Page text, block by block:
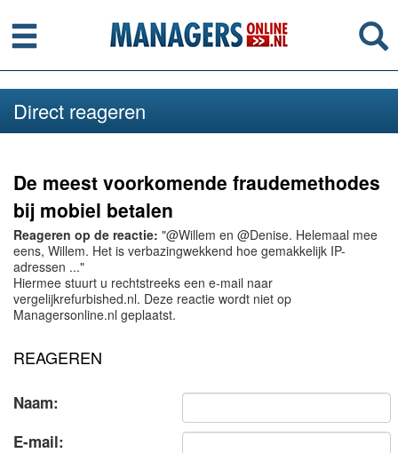
Menu
Direct reageren
De meest voorkomende fraudemethodes
bij mobiel betalen
Reageren op de reactie: "@Willem en @Denise. Helemaal mee
eens, Willem. Het is verbazingwekkend hoe gemakkelijk IP-
adressen ..."
Hiermee stuurt u rechtstreeks een e-mail naar
vergelijkrefurbished.nl. Deze reactie wordt niet op
Managersonline.nl geplaatst.
REAGEREN
Naam:
E-mail: